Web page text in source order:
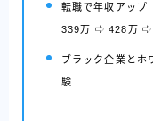
転職で年収アップ
339万 428万
ブラック企業とホ
験